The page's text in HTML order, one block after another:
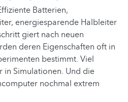
Batterien,
energiesparende Halbleiter
giert nach neuen
deren Eigenschaften oft in
bestimmt. Viel
in Simulationen. Und die
nochmal extrem